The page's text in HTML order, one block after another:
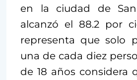
en la ciudad de
alcanzó el 88.2 por
representa que solo
una de cada diez
de 18 años considera